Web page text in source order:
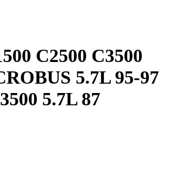
C2500 C3500
5.7L 95-97
5.7L 87